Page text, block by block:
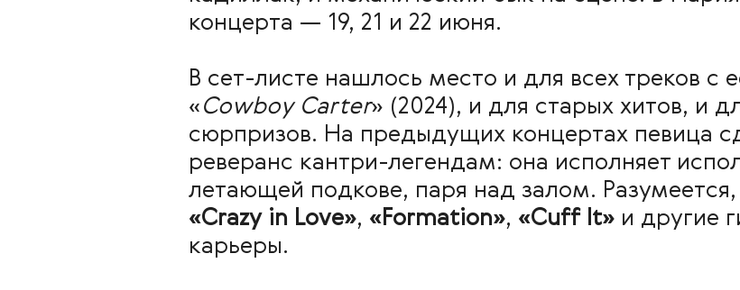
концерта — 19, 21 и 22 июня.
В сет-листе нашлось место и для всех треков с
«Cowboy Carter» (2024), и для старых хитов, и
сюрпризов. На предыдущих концертах певица
реверанс кантри-легендам: она исполняет
летающей подкове, паря над залом.
«Crazy in Love», «Formation», «Cuff It» и другие
карьеры.